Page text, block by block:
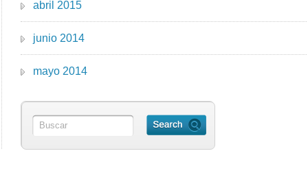
abril 2015
junio 2014
mayo 2014